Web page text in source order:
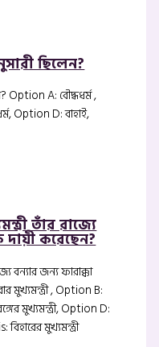
ছিলেন?
Option A: বৌদ্ধধর্ম ,
Option D: বাহাই,
তাঁর রাজ্যে
দায়ী করেছেন?
বন্যার জন্য ফারাক্কা
মুখ্যমন্ত্রী , Option B:
মুখ্যমন্ত্রী, Option D:
মুখ্যমন্ত্রী